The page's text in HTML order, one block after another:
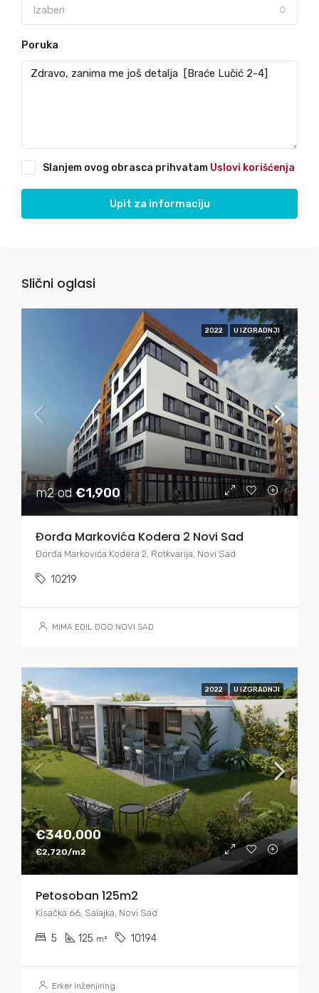
Izaberi
Poruka
Slanjem ovog obrasca prihvatam Uslovi korišćenja
Upit za informaciju
Slični oglasi
2022 U IZGRADNJI
m2 od€1,900
Đorđa Markovića Kodera 2 Novi Sad
Đorđa Markovića Kodera 2, Rotkvarija, Novi Sad
10219
MIMA EDIL DOO NOVI SAD
2022 U IZGRADNJI
€340,000
€2,720/m2
Petosoban 125m2
Kisačka 66, Salajka, Novi Sad
5 125 m² 10194
Erker Inženjiring